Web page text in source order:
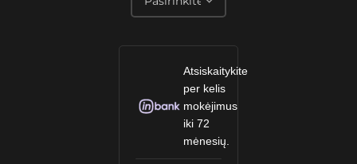
Atsiskaitykite
per kelis
mokėjimus
iki 72
mėnesių.